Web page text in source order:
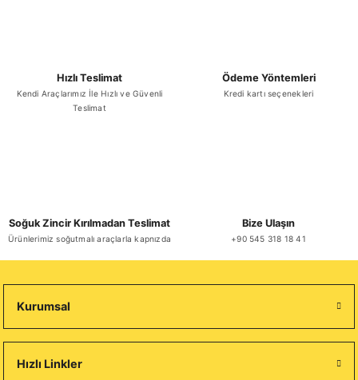
Hızlı Teslimat
Kendi Araçlarımız İle Hızlı ve Güvenli
Teslimat
Ödeme Yöntemleri
Kredi kartı seçenekleri
Soğuk Zincir Kırılmadan Teslimat
Ürünlerimiz soğutmalı araçlarla kapnızda
Bize Ulaşın
+90 545 318 18 41
Kurumsal
Hızlı Linkler